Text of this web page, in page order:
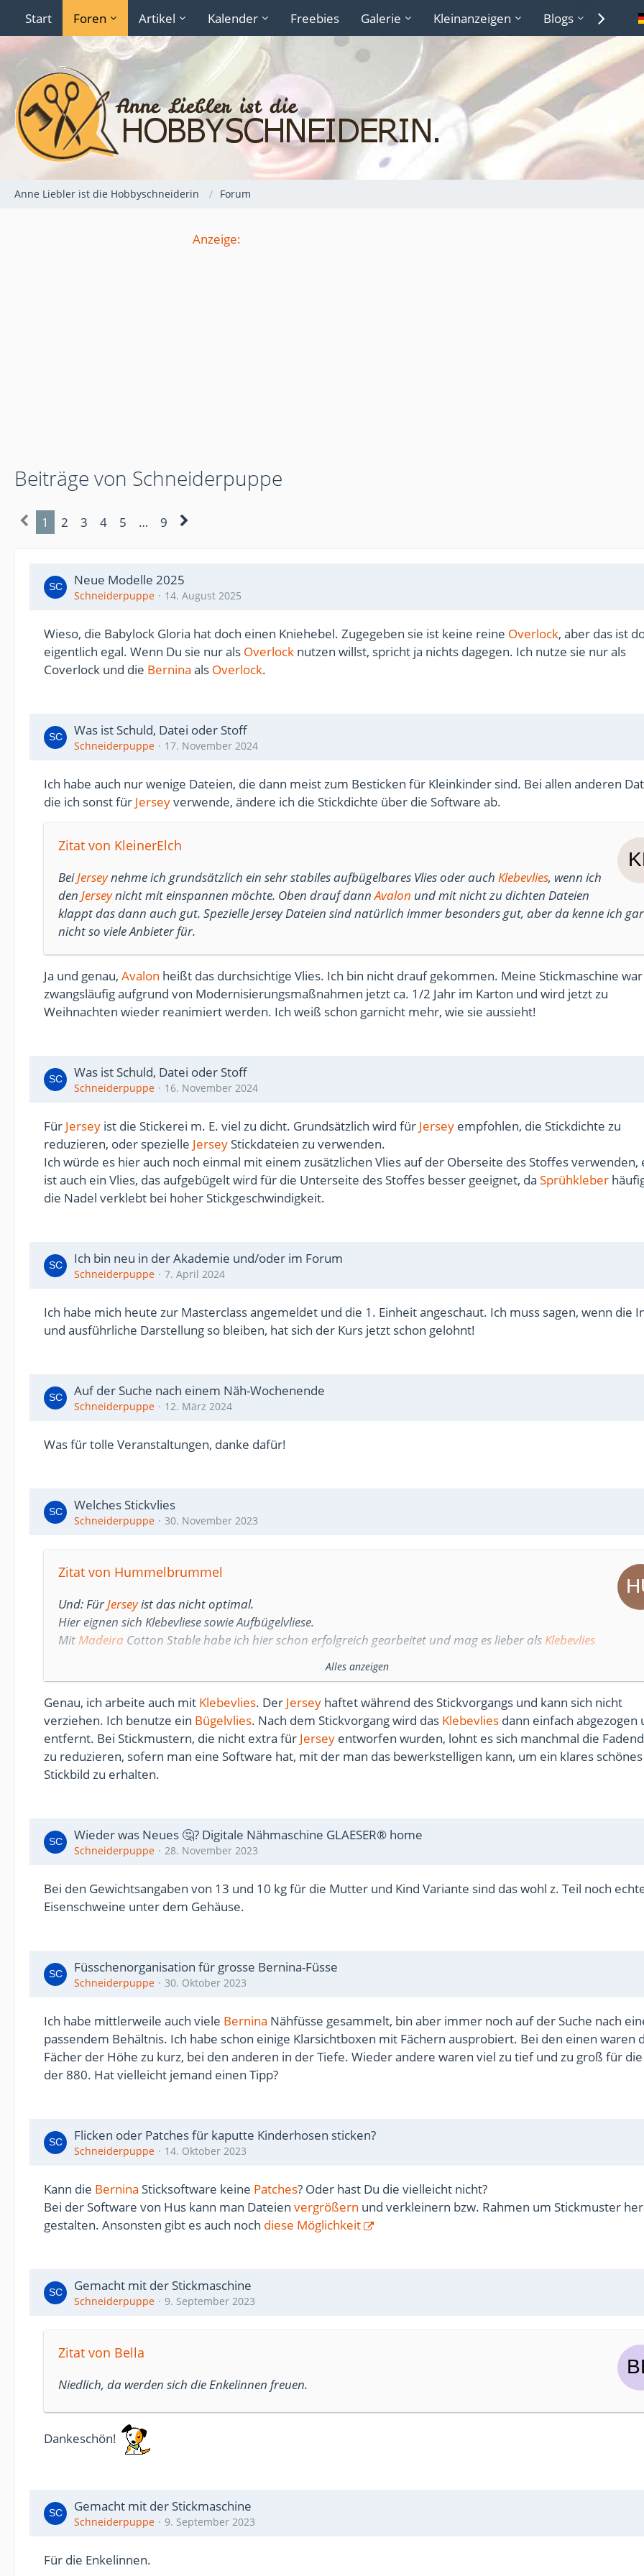
Start Foren Artikel Kalender Freebies Galerie Kleinanzeigen Blogs
Anne Liebler ist die Hobbyschneiderin Forum
Anzeige:
Beiträge von Schneiderpuppe
1 2 3 4 5 … 9
Neue Modelle 2025
Schneiderpuppe 14. August 2025
Wieso, die Babylock Gloria hat doch einen Kniehebel. Zugegeben sie ist keine reine Overlock, aber das ist
eigentlich egal. Wenn Du sie nur als Overlock nutzen willst, spricht ja nichts dagegen. Ich nutze sie nur als
Coverlock und die Bernina als Overlock.
Was ist Schuld, Datei oder Stoff
Schneiderpuppe 17. November 2024
Ich habe auch nur wenige Dateien, die dann meist zum Besticken für Kleinkinder sind. Bei allen anderen
die ich sonst für Jerseyverwende, ändere ich die Stickdichte über die Software ab.
Zitat von KleinerElch
BeiJerseynehme ich grundsätzlich ein sehr stabiles aufbügelbares Vlies oder auch Klebevlies, wenn ich
den Jerseynicht mit einspannen möchte. Oben drauf dannAvalon und mit nicht zu dichten Dateien
klappt das dann auch gut. Spezielle Jersey Dateien sind natürlich immer besonders gut, aber da kenne ich gar
nicht so viele Anbieter für.
Ja und genau, Avalon heißt das durchsichtige Vlies. Ich bin nicht drauf gekommen. Meine Stickmaschine war
zwangsläufig aufgrund von Modernisierungsmaßnahmen jetzt ca. 1/2 Jahr im Karton und wird jetzt zu
Weihnachten wieder reanimiert werden. Ich weiß schon garnicht mehr, wie sie aussieht!
Was ist Schuld, Datei oder Stoff
Schneiderpuppe 16. November 2024
Für Jersey ist die Stickerei m. E. viel zu dicht. Grundsätzlich wird für Jersey empfohlen, die Stickdichte zu
reduzieren, oder spezielle JerseyStickdateien zu verwenden.
Ich würde es hier auch noch einmal mit einem zusätzlichen Vlies auf der Oberseite des Stoffes verwenden,
ist auch ein Vlies, das aufgebügelt wird für die Unterseite des Stoffes besser geeignet, da Sprühkleber
die Nadel verklebt bei hoher Stickgeschwindigkeit.
Ich bin neu in der Akademie und/oder im Forum
Schneiderpuppe 7. April 2024
Ich habe mich heute zur Masterclass angemeldet und die 1. Einheit angeschaut. Ich muss sagen, wenn die
und ausführliche Darstellung so bleiben, hat sich der Kurs jetzt schon gelohnt!
Auf der Suche nach einem Näh-Wochenende
Schneiderpuppe 12. März 2024
Was für tolle Veranstaltungen, danke dafür!
Welches Stickvlies
Schneiderpuppe 30. November 2023
Zitat von Hummelbrummel
Und: FürJerseyist das nicht optimal.
Hier eignen sich Klebevliese sowie Aufbügelvliese.
Mit Madeira Cotton Stable habe ich hier schon erfolgreich gearbeitet und mag es lieber als Klebevlies
Doch auch das solltest Du ausprobieren, bevor Du Riesenmengen kaufst.
Viel Erfolg!
Alles anzeigen
Genau, ich arbeite auch mit Klebevlies. Der Jersey haftet während des Stickvorgangs und kann sich nicht
verziehen. Ich benutze ein Bügelvlies. Nach dem Stickvorgang wird das Klebevlies dann einfach abgezogen
entfernt. Bei Stickmustern, die nicht extra für Jersey entworfen wurden, lohnt es sich manchmal die
zu reduzieren, sofern man eine Software hat, mit der man das bewerkstelligen kann, um ein klares schönes
Stickbild zu erhalten.
Wieder was Neues 🤔? Digitale Nähmaschine GLAESER® home
Schneiderpuppe 28. November 2023
Bei den Gewichtsangaben von 13 und 10 kg für die Mutter und Kind Variante sind das wohl z. Teil noch
Eisenschweine unter dem Gehäuse.
Füsschenorganisation für grosse Bernina-Füsse
Schneiderpuppe 30. Oktober 2023
Ich habe mittlerweile auch viele Bernina Nähfüsse gesammelt, bin aber immer noch auf der Suche nach
passendem Behältnis. Ich habe schon einige Klarsichtboxen mit Fächern ausprobiert. Bei den einen waren
Fächer der Höhe zu kurz, bei den anderen in der Tiefe. Wieder andere waren viel zu tief und zu groß für
der 880. Hat vielleicht jemand einen Tipp?
Flicken oder Patches für kaputte Kinderhosen sticken?
Schneiderpuppe 14. Oktober 2023
Kann die Bernina Sticksoftware keine Patches? Oder hast Du die vielleicht nicht?
Bei der Software von Hus kann man Dateien vergrößern und verkleinern bzw. Rahmen um Stickmuster
gestalten. Ansonsten gibt es auch noch diese Möglichkeit
Gemacht mit der Stickmaschine
Schneiderpuppe 9. September 2023
Zitat von Bella
Niedlich, da werden sich die Enkelinnen freuen.
Dankeschön!
Gemacht mit der Stickmaschine
Schneiderpuppe 9. September 2023
Für die Enkelinnen.